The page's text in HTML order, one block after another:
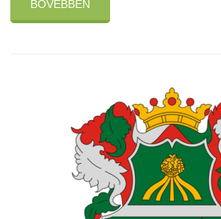
BŐVEBBEN